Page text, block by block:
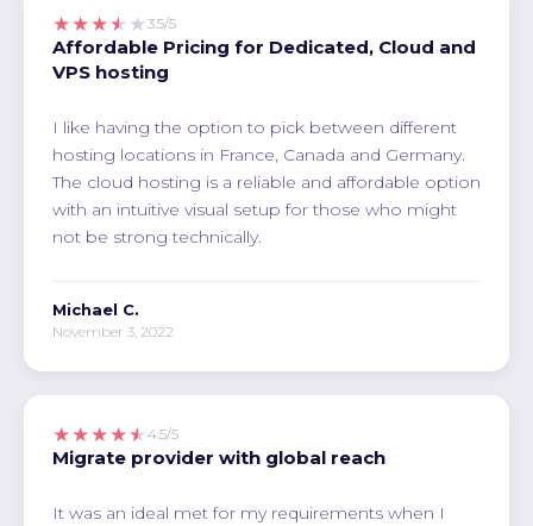
★★★★★ 3.5/5
Affordable Pricing for Dedicated, Cloud and
VPS hosting
I like having the option to pick between different
hosting locations in France, Canada and Germany.
The cloud hosting is a reliable and affordable option
with an intuitive visual setup for those who might
not be strong technically.
Michael C.
November 3, 2022
★★★★★ 4.5/5
Migrate provider with global reach
It was an ideal met for my requirements when I